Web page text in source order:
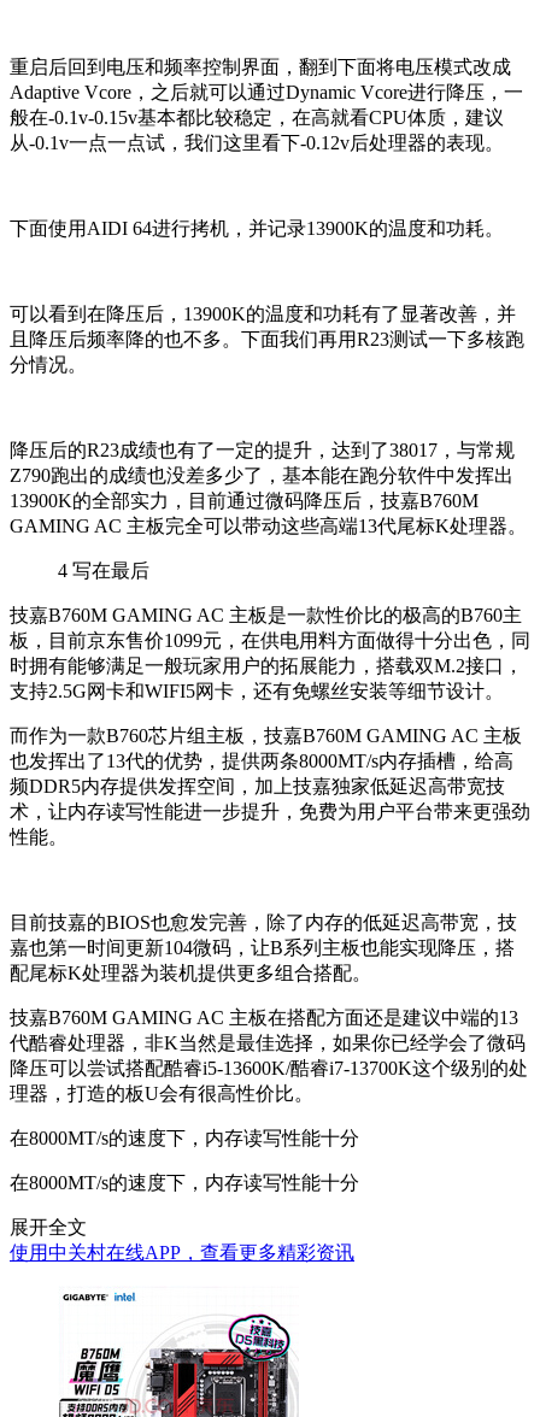
重启后回到电压和频率控制界面，翻到下面将电压模式改成
Adaptive Vcore，之后就可以通过Dynamic Vcore进行降压，一
般在-0.1v-0.15v基本都比较稳定，在高就看CPU体质，建议
从-0.1v一点一点试，我们这里看下-0.12v后处理器的表现。
下面使用AIDI 64进行拷机，并记录13900K的温度和功耗。
可以看到在降压后，13900K的温度和功耗有了显著改善，并
且降压后频率降的也不多。下面我们再用R23测试一下多核跑
分情况。
降压后的R23成绩也有了一定的提升，达到了38017，与常规
Z790跑出的成绩也没差多少了，基本能在跑分软件中发挥出
13900K的全部实力，目前通过微码降压后，技嘉B760M
GAMING AC 主板完全可以带动这些高端13代尾标K处理器。
4 写在最后
技嘉B760M GAMING AC 主板是一款性价比的极高的B760主
板，目前京东售价1099元，在供电用料方面做得十分出色，同
时拥有能够满足一般玩家用户的拓展能力，搭载双M.2接口，
支持2.5G网卡和WIFI5网卡，还有免螺丝安装等细节设计。
而作为一款B760芯片组主板，技嘉B760M GAMING AC 主板
也发挥出了13代的优势，提供两条8000MT/s内存插槽，给高
频DDR5内存提供发挥空间，加上技嘉独家低延迟高带宽技
术，让内存读写性能进一步提升，免费为用户平台带来更强劲
性能。
目前技嘉的BIOS也愈发完善，除了内存的低延迟高带宽，技
嘉也第一时间更新104微码，让B系列主板也能实现降压，搭
配尾标K处理器为装机提供更多组合搭配。
技嘉B760M GAMING AC 主板在搭配方面还是建议中端的13
代酷睿处理器，非K当然是最佳选择，如果你已经学会了微码
降压可以尝试搭配酷睿i5-13600K/酷睿i7-13700K这个级别的处
理器，打造的板U会有很高性价比。
在8000MT/s的速度下，内存读写性能十分
在8000MT/s的速度下，内存读写性能十分
展开全文
使用中关村在线APP，查看更多精彩资讯